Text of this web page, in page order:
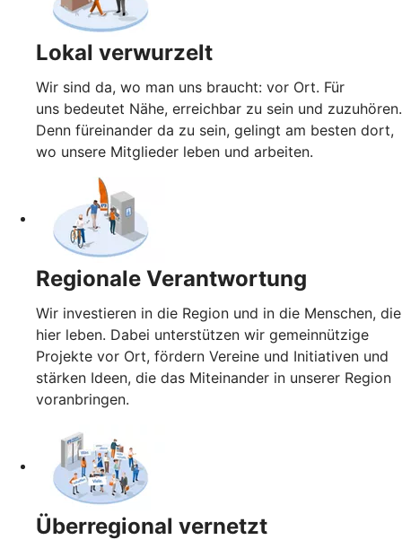
Lokal verwurzelt
Wir sind da, wo man uns braucht: vor Ort. Für
uns bedeutet Nähe, erreichbar zu sein und zuzuhören.
Denn füreinander da zu sein, gelingt am besten dort,
wo unsere Mitglieder leben und arbeiten.
Regionale Verantwortung
Wir investieren in die Region und in die Menschen, die
hier leben. Dabei unterstützen wir gemeinnützige
Projekte vor Ort, fördern Vereine und Initiativen und
stärken Ideen, die das Miteinander in unserer Region
voranbringen.
Überregional vernetzt